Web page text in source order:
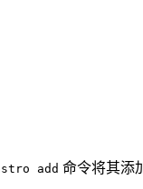
add 命令将其添